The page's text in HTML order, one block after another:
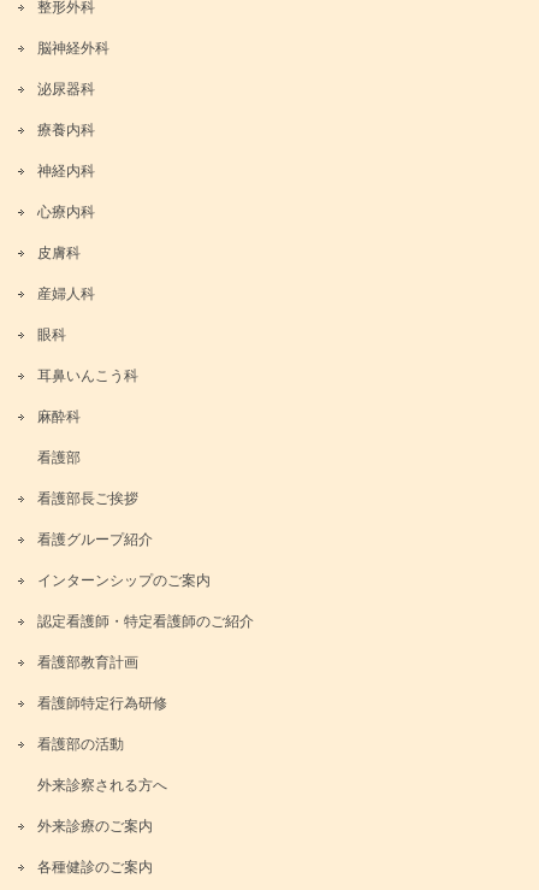
整形外科
脳神経外科
泌尿器科
療養内科
神経内科
心療内科
皮膚科
産婦人科
眼科
耳鼻いんこう科
麻酔科
看護部
看護部長ご挨拶
看護グループ紹介
インターンシップのご案内
認定看護師・特定看護師のご紹介
看護部教育計画
看護師特定行為研修
看護部の活動
外来診察される方へ
外来診療のご案内
各種健診のご案内